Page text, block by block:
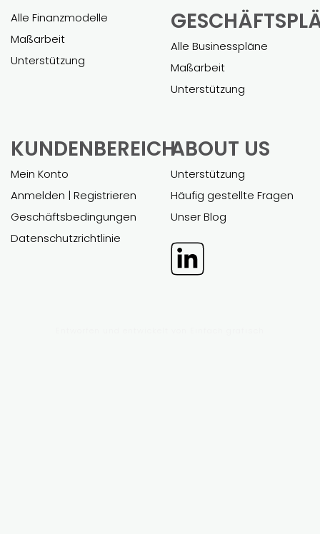
Alle Finanzmodelle
Maßarbeit
Unterstützung
Alle Businesspläne
Maßarbeit
Unterstützung
KUNDENBEREICH
Mein Konto
Anmelden | Registrieren
Geschäftsbedingungen
Datenschutzrichtlinie
ABOUT US
Unterstützung
Häufig gestellte Fragen
Unser Blog